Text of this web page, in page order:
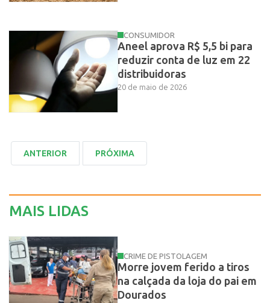
CONSUMIDOR
Aneel aprova R$ 5,5 bi para
reduzir conta de luz em 22
distribuidoras
20 de maio de 2026
MAIS LIDAS
CRIME DE PISTOLAGEM
Morre jovem ferido a tiros
na calçada da loja do pai em
Dourados